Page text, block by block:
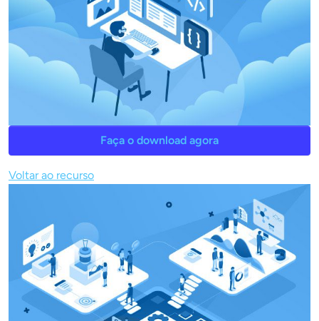
Faça o download agora
Voltar ao recurso